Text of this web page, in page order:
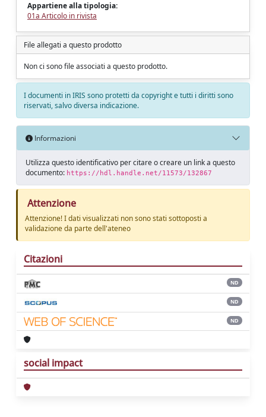
Appartiene alla tipologia:
01a Articolo in rivista
File allegati a questo prodotto
Non ci sono file associati a questo prodotto.
I documenti in IRIS sono protetti da copyright e tutti i diritti sono
riservati, salvo diversa indicazione.
Informazioni
Utilizza questo identificativo per citare o creare un link a questo
documento: https://hdl.handle.net/11573/132867
Attenzione
Attenzione! I dati visualizzati non sono stati sottoposti a
validazione da parte dell'ateneo
Citazioni
ND
ND
ND
social impact